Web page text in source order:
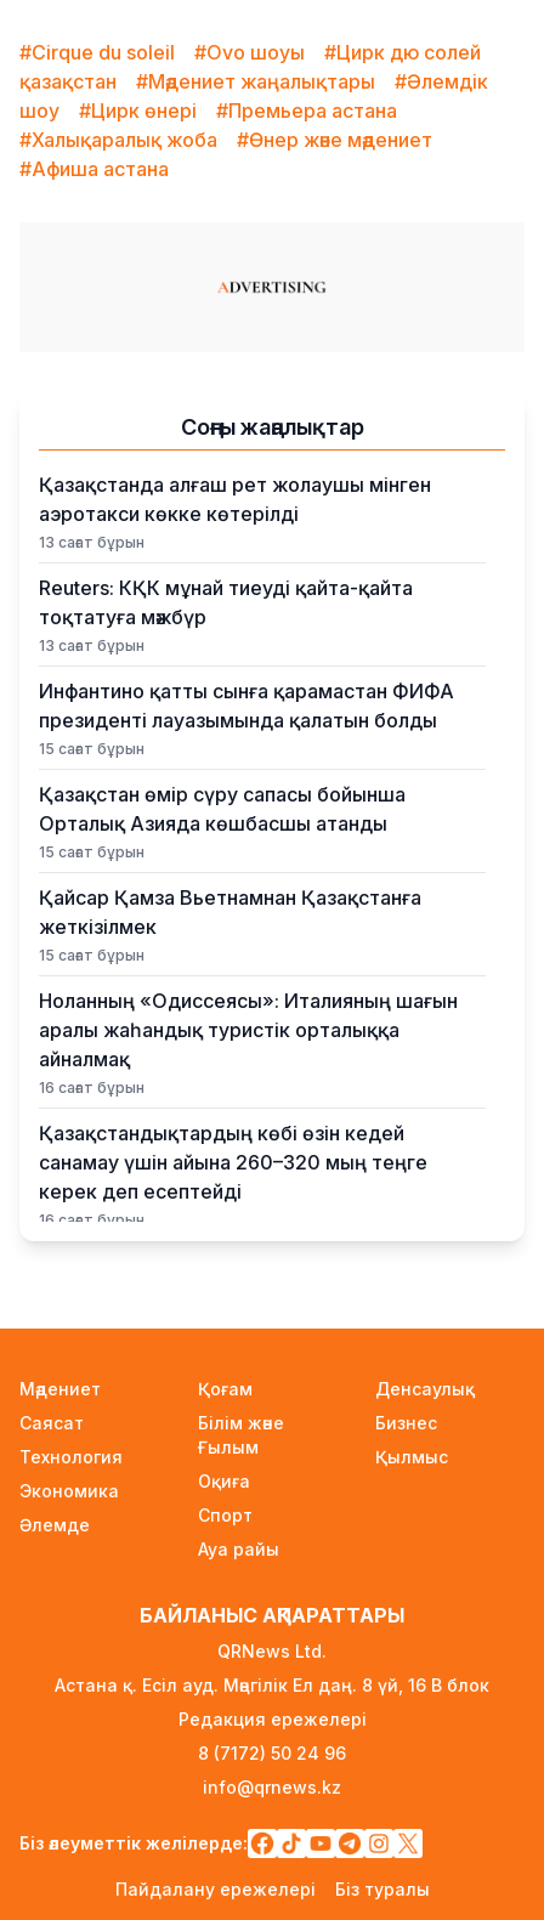
#Cirque du soleil #Ovo шоуы
#Цирк дю солей
қазақстан
#Мәдениет жаңалықтары
#Әлемдік
шоу
#Цирк өнері
#Премьера астана
#Халықаралық жоба
#Өнер және мәдениет
#Афиша астана
Соңғы жаңалықтар
Қазақстанда алғаш рет жолаушы мінген
аэротакси көкке көтерілді
13 сағат бұрын
Reuters: КҚК мұнай тиеуді қайта-қайта
тоқтатуға мәжбүр
13 сағат бұрын
Инфантино қатты сынға қарамастан ФИФА
президенті лауазымында қалатын болды
15 сағат бұрын
Қазақстан өмір сүру сапасы бойынша
Орталық Азияда көшбасшы атанды
15 сағат бұрын
Қайсар Қамза Вьетнамнан Қазақстанға
жеткізілмек
15 сағат бұрын
Ноланның «Одиссеясы»: Италияның шағын
аралы жаһандық туристік орталыққа
айналмақ
16 сағат бұрын
Қазақстандықтардың көбі өзін кедей
санамау үшін айына 260–320 мың теңге
керек деп есептейді
16 сағат бұрын
қойылатын талаптар қатаңдатылды
Wildberries қоймаларын Қазақстанға көшіру
туралы ақпаратқа жауап берді
17 сағат бұрын
2027 жылы Астанада УЕФА президенті
сайланады
Білім гранттарының иегерлері 7 тамызда
Тоқаев «Бәйтерек» холдингінің басшысына
баспананың қолжетімділігін арттыруды
Жастардан банк карталарын сатып алып,
ұсталды
Мәдениет
Саясат
Технология
Экономика
Әлемде
Қоғам
Білім және
Ғылым
Оқиға
Спорт
Ауа райы
Денсаулық
Бизнес
Қылмыс
БАЙЛАНЫС АҚПАРАТТАРЫ
QRNews Ltd.
Астана қ. Есіл ауд. Мәңгілік Ел даң. 8 үй, 16 B блок
Редакция ережелері
8 (7172) 50 24 96
info@qrnews.kz
Біз әлеуметтік желілерде:
Пайдалану ережелері Біз туралы